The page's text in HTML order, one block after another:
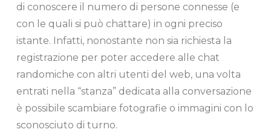
di conoscere il numero di persone connesse (e
con le quali si può chattare) in ogni preciso
istante. Infatti, nonostante non sia richiesta la
registrazione per poter accedere alle chat
randomiche con altri utenti del web, una volta
entrati nella “stanza” dedicata alla conversazione
è possibile scambiare fotografie o immagini con lo
sconosciuto di turno.